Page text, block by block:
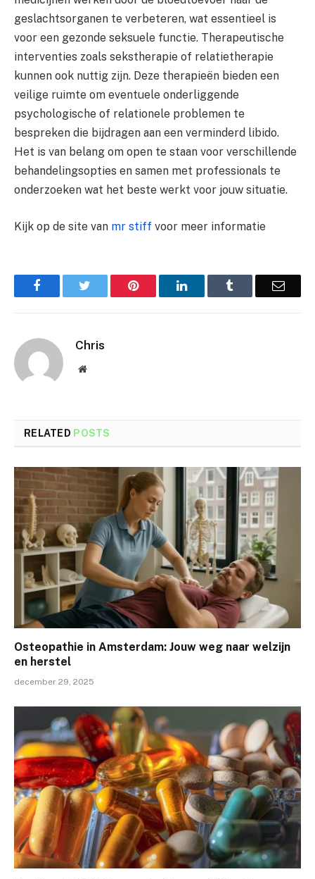
geslachtsorganen te verbeteren, wat essentieel is
voor een gezonde seksuele functie. Therapeutische
interventies zoals sekstherapie of relatietherapie
kunnen ook nuttig zijn. Deze therapieën bieden een
veilige ruimte om eventuele onderliggende
psychologische of relationele problemen te
bespreken die bijdragen aan een verminderd libido.
Het is van belang om open te staan voor verschillende
behandelingsopties en samen met professionals te
onderzoeken wat het beste werkt voor jouw situatie.
Kijk op de site van mr stiff voor meer informatie
Facebook Pinterest LinkedIn Email
Chris
Website
RELATED POSTS
Osteopathie in Amsterdam: Jouw weg naar welzijn
en herstel
december 29, 2025